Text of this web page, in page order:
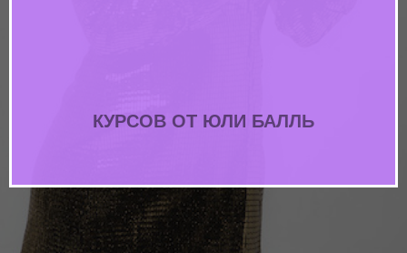
КУРСОВ ОТ ЮЛИ БАЛЛЬ